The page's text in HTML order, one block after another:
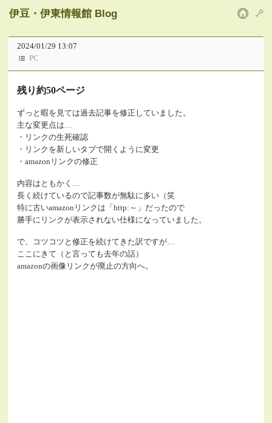
伊豆・伊東情報館 Blog
2024/01/29 13:07
PC
残り約50ページ
ずっと暇を見ては過去記事を修正していました。
主な変更点は…
・リンクの生死確認
・リンクを新しいタブで開くように変更
・amazonリンクの修正
内容はともかく…
長く続けているので記事数が無駄に多い（笑
特に古いamazonリンクは「http:～」だったので
勝手にリンクが表示されない仕様になっていました。
で、コツコツと修正を続けてきた訳ですが…
ここにきて（と言っても去年の話）
amazonの画像リンクが廃止の方向へ。